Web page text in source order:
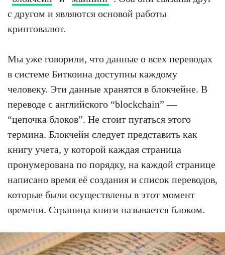
с другом и являются основой работы
криптовалют.
Мы уже говорили, что данные о всех переводах
в системе Биткоина доступны каждому
человеку. Эти данные хранятся в блокчейне. В
переводе с английского “blockchain” —
“цепочка блоков”. Не стоит пугаться этого
термина. Блокчейн следует представить как
книгу учета, у которой каждая страница
пронумерована по порядку, на каждой странице
написано время её создания и список переводов,
которые были осуществлены в этот момент
времени. Страница книги называется блоком.